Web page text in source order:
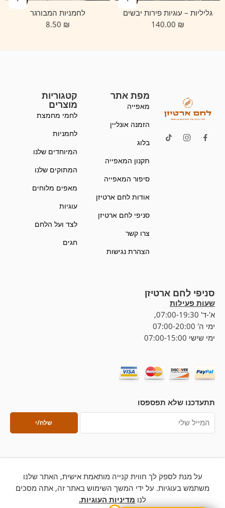
גליליות – עוגיות פירות יבשים
₪
לחמניות המבורגר
₪
מפת אתר
מאפייה
הזמנה אונליין
בלוג
תקנון המאפייה
סיפור המאפייה
אודות לחם ארטיזן
סניפי לחם ארטיזן
צרו קשר
הצהרת נגישות
קטגוריות
מוצרים
לחמי מחמצת
לחמניות
המיוחדים שלנו
המתוקים שלנו
מאפים מלוחים
עוגיות
לצד ועל הלחם
חגים
סניפי לחם ארטיזן
שעות פעילות
א'-ד' 07:00-19:30,
ימי ה' 07:00-20:00
ימי שישי 07:00-15:00
תתעדכנו שלא תפספסו
על מנת לספק לך חווית קנייה מותאמת אישית, האתר שלנו
משתמש בעוגיות. על ידי המשך השימוש באתר זה, אתה מסכים
לנו מדיניות העוגיות.